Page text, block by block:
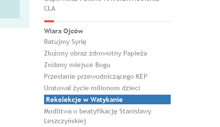
CŁA
Wiara Ojców
Ratujmy Syrię
Złożony obraz zdrowotny Papieża
Zróbmy miejsce Bogu
Przesłanie przewodniczącego KEP
Uratował życie milionom dzieci
Rekolekcje w Watykanie
Modlitwa o beatyfikację Stanisławy
Leszczyńskiej